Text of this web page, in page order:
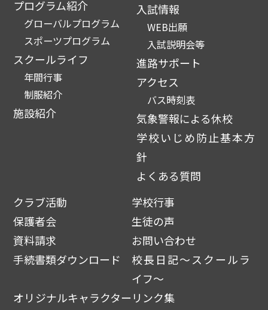
プログラム紹介
グローバルプログラム
スポーツプログラム
スクールライフ
年間行事
制服紹介
施設紹介
入試情報
WEB出願
入試説明会等
進路サポート
アクセス
バス時刻表
気象警報による休校
学校いじめ防止基本方
針
よくある質問
クラブ活動
学校行事
保護者会
生徒の声
資料請求
お問い合わせ
手続書類ダウンロード
校長日記～スクールラ
イフ～
オリジナルキャラクター リンク集